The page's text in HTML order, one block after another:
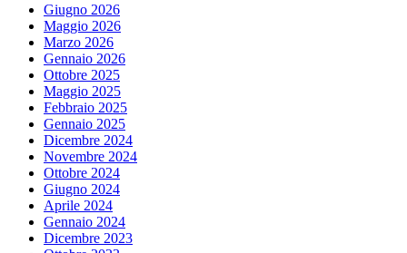
Giugno 2026
Maggio 2026
Marzo 2026
Gennaio 2026
Ottobre 2025
Maggio 2025
Febbraio 2025
Gennaio 2025
Dicembre 2024
Novembre 2024
Ottobre 2024
Giugno 2024
Aprile 2024
Gennaio 2024
Dicembre 2023